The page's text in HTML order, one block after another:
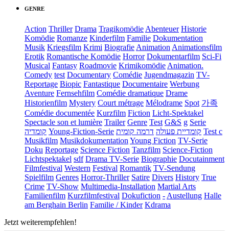
GENRE
Action Thriller Drama Tragikomödie Abenteuer Historie
Komödie Romanze Kinderfilm Familie Dokumentation
Musik Kriegsfilm Krimi Biografie Animation Animationsfilm
Erotik Romantische Komödie Horror Dokumentarfilm Sci-Fi
Musical Fantasy Roadmovie Krimikomödie Animation.
Comedy test Documentary Comédie Jugendmagazin TV-
Reportage Biopic Fantastique Documentaire Werbung
Aventure Fernsehfilm Comédie dramatique Drame
Historienfilm Mystery Court métrage Mélodrame Spot 가족
Comédie documentée Kurzfilm Fiction Licht-Spektakel
Spectacle son et lumière Trailer Genre Test G&S g Serie
קומדיה Young-Fiction-Serie קומדיית פעולה דרמה קומית
Test c
Musikfilm Musikdokumentation Young Fiction TV-Serie
Doku Reportage Science Fiction Tanzfilm Science-Fiction
Lichtspektakel sdf Drama TV-Serie Biographie Docutainment
Filmfestival Western Festival Romantik TV-Sendung
Spielfilm Genres Horror-Thriller Satire Divers History True
Crime TV-Show Multimedia-Installation Martial Arts
Familienfilm Kurzfilmfestival Dokufiction - Austellung Halle
am Berghain Berlin Familie / Kinder Kdrama
Jetzt weiterempfehlen!